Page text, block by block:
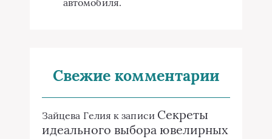
Свежие комментарии
Зайцева Гелия к записи Секреты
идеального выбора ювелирных